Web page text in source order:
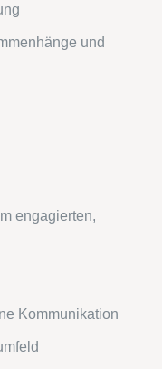
und
engagierten,
Kommunikation